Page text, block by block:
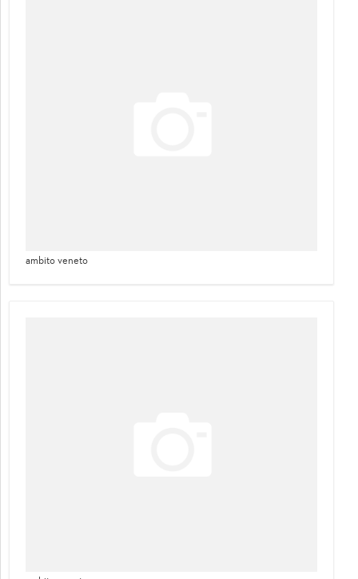
ambito veneto